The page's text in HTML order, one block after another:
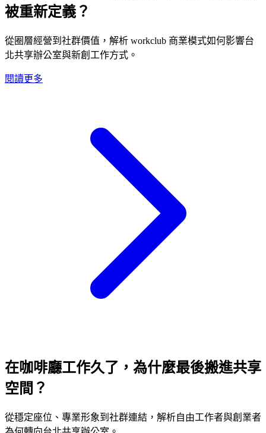
被重新定義？
從圈層經營到社群價值，解析 workclub 商業模式如何影響台
北共享辦公室與新創工作方式。
閱讀更多
在咖啡廳工作久了，為什麼最後搬進共享
空間？
從穩定座位、專業形象到社群連結，解析自由工作者與創業者